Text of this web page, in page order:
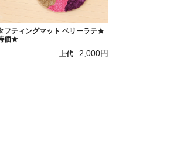
フティングマット ベリーラテ★
価★
上代
2,000円